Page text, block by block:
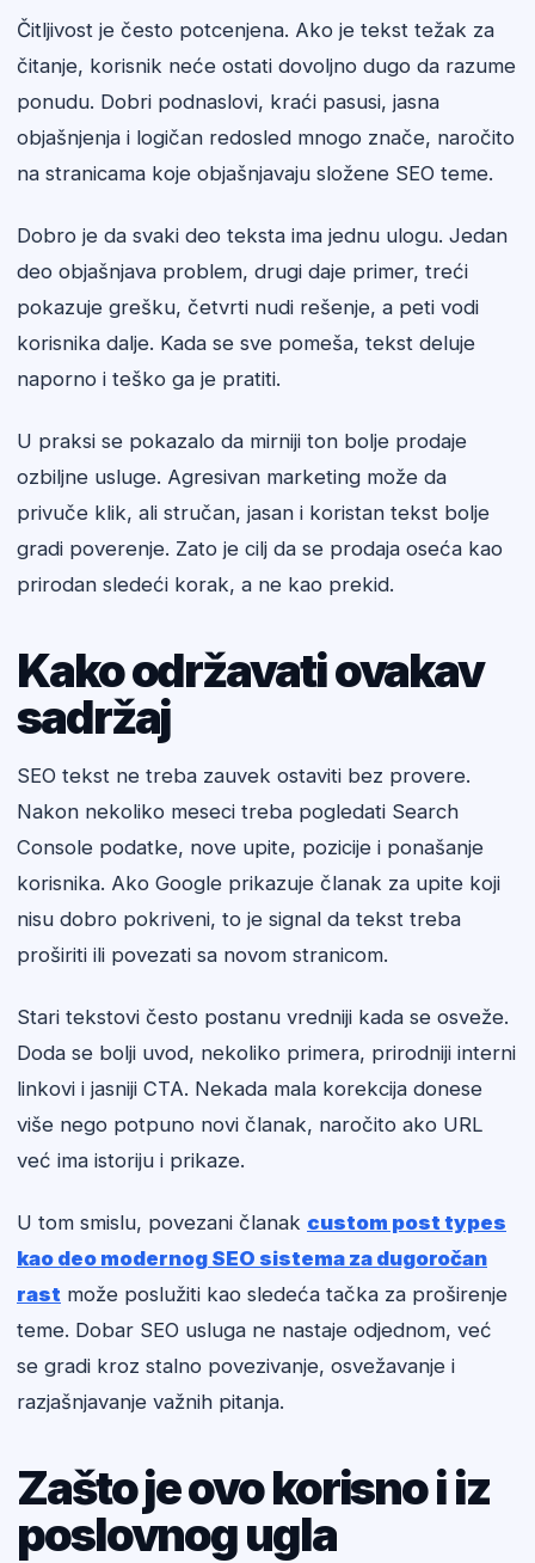
Čitljivost je često potcenjena. Ako je tekst težak za
čitanje, korisnik neće ostati dovoljno dugo da razume
ponudu. Dobri podnaslovi, kraći pasusi, jasna
objašnjenja i logičan redosled mnogo znače, naročito
na stranicama koje objašnjavaju složene SEO teme.
Dobro je da svaki deo teksta ima jednu ulogu. Jedan
deo objašnjava problem, drugi daje primer, treći
pokazuje grešku, četvrti nudi rešenje, a peti vodi
korisnika dalje. Kada se sve pomeša, tekst deluje
naporno i teško ga je pratiti.
U praksi se pokazalo da mirniji ton bolje prodaje
ozbiljne usluge. Agresivan marketing može da
privuče klik, ali stručan, jasan i koristan tekst bolje
gradi poverenje. Zato je cilj da se prodaja oseća kao
prirodan sledeći korak, a ne kao prekid.
Kako održavati ovakav
sadržaj
SEO tekst ne treba zauvek ostaviti bez provere.
Nakon nekoliko meseci treba pogledati Search
Console podatke, nove upite, pozicije i ponašanje
korisnika. Ako Google prikazuje članak za upite koji
nisu dobro pokriveni, to je signal da tekst treba
proširiti ili povezati sa novom stranicom.
Stari tekstovi često postanu vredniji kada se osveže.
Doda se bolji uvod, nekoliko primera, prirodniji interni
linkovi i jasniji CTA. Nekada mala korekcija donese
više nego potpuno novi članak, naročito ako URL
već ima istoriju i prikaze.
U tom smislu, povezani članak custom post types
kao deo modernog SEO sistema za dugoročan
rast može poslužiti kao sledeća tačka za proširenje
teme. Dobar SEO usluga ne nastaje odjednom, već
se gradi kroz stalno povezivanje, osvežavanje i
razjašnjavanje važnih pitanja.
Zašto je ovo korisno i iz
poslovnog ugla